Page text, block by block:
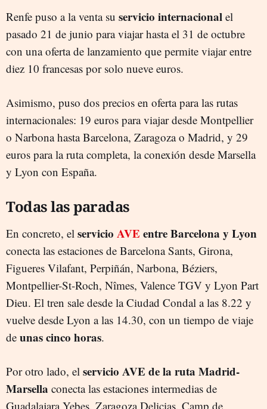
Renfe puso a la venta su servicio internacional el
pasado 21 de junio para viajar hasta el 31 de octubre
con una oferta de lanzamiento que permite viajar entre
diez 10 francesas por solo nueve euros.
Asimismo, puso dos precios en oferta para las rutas
internacionales: 19 euros para viajar desde Montpellier
o Narbona hasta Barcelona, Zaragoza o Madrid, y 29
euros para la ruta completa, la conexión desde Marsella
y Lyon con España.
Todas las paradas
En concreto, el servicio AVE entre Barcelona y Lyon
conecta las estaciones de Barcelona Sants, Girona,
Figueres Vilafant, Perpiñán, Narbona, Béziers,
Montpellier-St-Roch, Nîmes, Valence TGV y Lyon Part
Dieu. El tren sale desde la Ciudad Condal a las 8.22 y
vuelve desde Lyon a las 14.30, con un tiempo de viaje
de unas cinco horas.
Por otro lado, el servicio AVE de la ruta Madrid-
Marsella conecta las estaciones intermedias de
Guadalajara Yebes, Zaragoza Delicias, Camp de